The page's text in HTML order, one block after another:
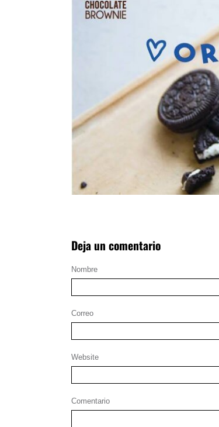
Deja un comentario
Nombre
Correo
Website
Comentario